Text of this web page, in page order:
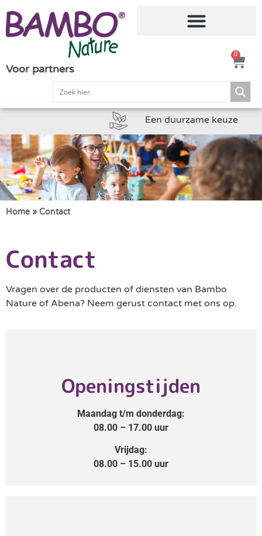
Voor partners
0
Een duurzame keuze
Home » Contact
Contact
Vragen over de producten of diensten van Bambo
Nature of Abena? Neem gerust contact met ons op.
Openingstijden
Maandag t/m donderdag:
08.00 – 17.00 uur
Vrijdag:
08.00 – 15.00 uur